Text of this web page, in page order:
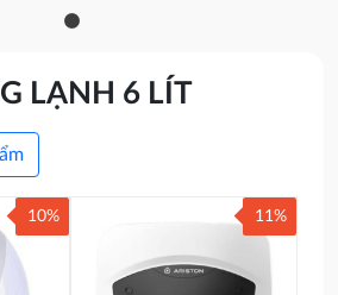
LẠNH 6 LÍT
10% 11%